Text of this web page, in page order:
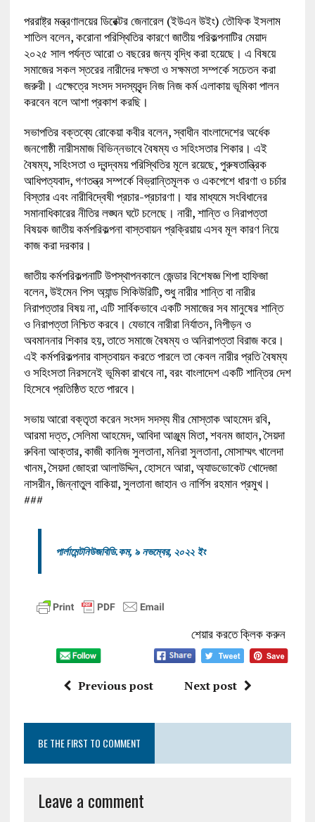
পররাষ্ট্র মন্ত্রণালয়ের ডিরেক্টর জেনারেল (ইউএন উইং) তৌফিক ইসলাম
শাতিল বলেন, করোনা পরিস্থিতির কারণে জাতীয় পরিকল্পনাটির মেয়াদ
২০২৫ সাল পর্যন্ত আরো ৩ বছরের জন্য বৃদ্ধি করা হয়েছে। এ বিষয়ে
সমাজের সকল স্তরের নারীদের দক্ষতা ও সক্ষমতা সম্পর্কে সচেতন করা
জরুরী। এক্ষেত্রে সংসদ সদস্যবৃন্দ নিজ নিজ কর্ম এলাকায় ভূমিকা পালন
করবেন বলে আশা প্রকাশ করছি।
সভাপতির বক্তব্যে রোকেয়া কবীর বলেন, স্বাধীন বাংলাদেশের অর্ধেক
জনগোষ্ঠী নারীসমাজ বিভিন্নভাবে বৈষম্য ও সহিংসতার শিকার। এই
বৈষম্য, সহিংসতা ও দ্বন্দ্বময় পরিস্থিতির মূলে রয়েছে, পুরুষতান্ত্রিক
আধিপত্যবাদ, গণতন্ত্র সম্পর্কে বিভ্রান্তিমূলক ও একপেশে ধারণা ও চর্চার
বিস্তার এবং নারীবিদ্বেষী প্রচার-প্রচারণা। যার মাধ্যমে সংবিধানের
সমানাধিকারের নীতির লঙ্ঘন ঘটে চলেছে। নারী, শান্তি ও নিরাপত্তা
বিষয়ক জাতীয় কর্মপরিকল্পনা বাস্তবায়ন প্রক্রিয়ায় এসব মূল কারণ নিয়ে
কাজ করা দরকার।
জাতীয় কর্মপরিকল্পনাটি উপস্থাপনকালে জেন্ডার বিশেষজ্ঞ শিপা হাফিজা
বলেন, উইমেন পিস অ্যান্ড সিকিউরিটি, শুধু নারীর শান্তি বা নারীর
নিরাপত্তার বিষয় না, এটি সার্বিকভাবে একটি সমাজের সব মানুষের শান্তি
ও নিরাপত্তা নিশ্চিত করবে। যেভাবে নারীরা নির্যাতন, নিপীড়ন ও
অবমাননার শিকার হয়, তাতে সমাজে বৈষম্য ও অনিরাপত্তা বিরাজ করে।
এই কর্মপরিকল্পনার বাস্তবায়ন করতে পারলে তা কেবল নারীর প্রতি বৈষম্য
ও সহিংসতা নিরসনেই ভূমিকা রাখবে না, বরং বাংলাদেশ একটি শান্তির দেশ
হিসেবে প্রতিষ্ঠিত হতে পারবে।
সভায় আরো বক্তৃতা করেন সংসদ সদস্য মীর মোস্তাক আহমেদ রবি,
আরমা দত্ত, সেলিমা আহমেদ, আবিদা আঞ্জুম মিতা, শবনম জাহান, সৈয়দা
রুবিনা আক্তার, কাজী কানিজ সুলতানা, মনিরা সুলতানা, মোসাম্মৎ খালেদা
খানম, সৈয়দা জোহরা আলাউদ্দিন, হোসনে আরা, অ্যাডভোকেট খোদেজা
নাসরীন, জিন্নাতুল বাকিয়া, সুলতানা জাহান ও নার্গিস রহমান প্রমুখ।
###
পার্লামেন্টনিউজবিডি.কম, ৯ নভম্বের, ২০২২ ইং
শেয়ার করতে ক্লিক করুন
Previous post Next post
BE THE FIRST TO COMMENT
Leave a comment